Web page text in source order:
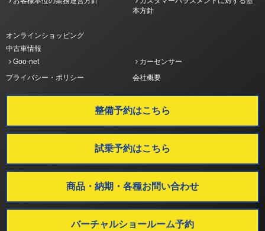
本方針
オンラインショッピング
中古車情報
Goo-net
カーセンサー
プライバシー・ポリシー
会社概要
整備予約はこちら
試乗予約はこちら
商品・納期・各種お問い合わせ
バーチャルショールーム予約